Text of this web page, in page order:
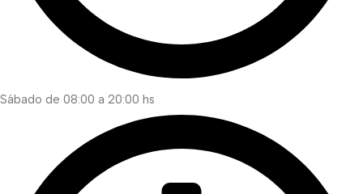
Sábado de 08:00 a 20:00 hs